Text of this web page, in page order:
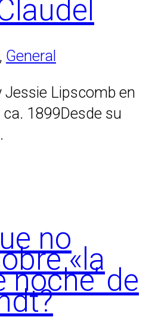
, General
Jessie Lipscomb en
1899Desde su
no
«la
de